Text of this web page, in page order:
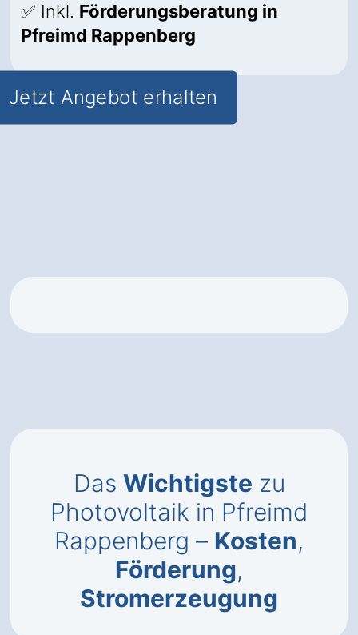
✅ Inkl. Förderungsberatung in
Pfreimd Rappenberg
Jetzt Angebot erhalten
Das Wichtigste zu
Photovoltaik in Pfreimd
Rappenberg – Kosten,
Förderung,
Stromerzeugung